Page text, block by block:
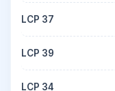
LCP 37
LCP 39
LCP 34